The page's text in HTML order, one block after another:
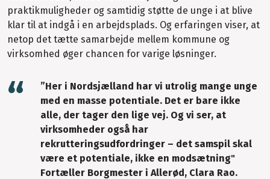
praktikmuligheder og samtidig støtte de unge i at blive
klar til at indgå i en arbejdsplads. Og erfaringen viser, at
netop det tætte samarbejde mellem kommune og
virksomhed øger chancen for varige løsninger.
”Her i Nordsjælland har vi utrolig mange unge
med en masse potentiale. Det er bare ikke
alle, der tager den lige vej. Og vi ser, at
virksomheder også har
rekrutteringsudfordringer – det samspil skal
være et potentiale, ikke en modsætning"
Fortæller Borgmester i Allerød, Clara Rao.